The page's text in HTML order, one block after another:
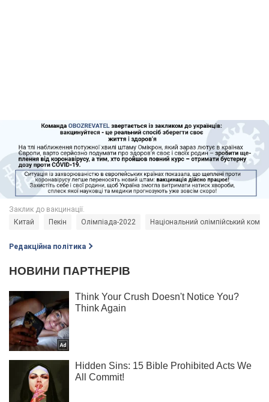
Китай Пекін Олімпіада-2022 Національний олімпійський
Редакційна політика